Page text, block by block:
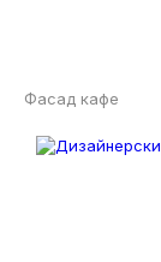
Фасад кафе